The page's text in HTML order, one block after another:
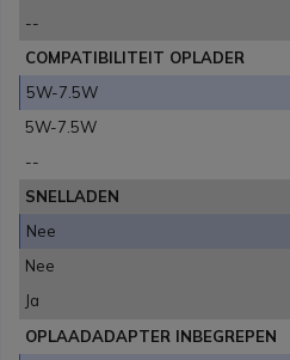
--
COMPATIBILITEIT OPLADER
5W-7.5W
5W-7.5W
--
SNELLADEN
Nee
Nee
Ja
OPLAADADAPTER INBEGREPEN